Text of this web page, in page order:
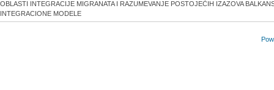
OBLASTI INTEGRACIJE MIGRANATA I RAZUMEVANJE POSTOJEĆIH IZAZOVA
INTEGRACIONE MODELE